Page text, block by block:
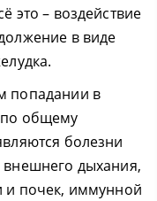
это – воздействие
в виде
попадании в
по общему
болезни
внешнего дыхания,
и почек, иммунной